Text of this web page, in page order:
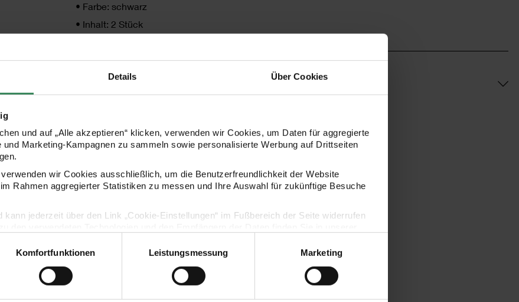
Details Über Cookies
und auf „Alle akzeptieren“ klicken, verwenden wir Cookies, um Daten für aggregierte
Marketing-Kampagnen zu sammeln sowie personalisierte Werbung auf Drittseiten
verwenden wir Cookies ausschließlich, um die Benutzerfreundlichkeit der Website
Rahmen aggregierter Statistiken zu messen und Ihre Auswahl für zukünftige Besuche
kann jederzeit über den Link „Cookie-Einstellungen“ im Fußbereich der Seite widerrufen
widerrufen
Komfortfunktionen Leistungsmessung Marketing
• Farbe: schwarz
• Inhalt: 2 Stück
HERSTELLER